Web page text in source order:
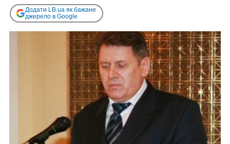
Додати LB.ua як бажане
джерело в Google